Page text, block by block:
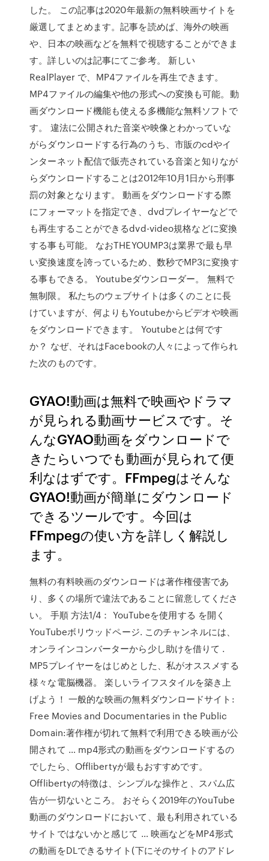
した。 この記事は2020年最新の無料映画サイトを
厳選してまとめます。記事を読めば、海外の映画
や、日本の映画などを無料で視聴することができま
す。詳しいのは記事にてご参考。 新しい
RealPlayer で、MP4ファイルを再生できます。
MP4ファイルの編集や他の形式への変換も可能。動
画ダウンロード機能も使える多機能な無料ソフトで
す。 違法に公開された音楽や映像とわかっていな
がらダウンロードする行為のうち、市販のcdやイ
ンターネット配信で販売されている音楽と知りなが
らダウンロードすることは2012年10月1日から刑事
罰の対象となります。 動画をダウンロードする際
にフォーマットを指定でき、dvdプレイヤーなどで
も再生することができるdvd-video規格などに変換
する事も可能。 なおTHEYOUMP3は業界で最も早
い変換速度を誇っているため、数秒でMP3に変換す
る事もできる。 Youtubeダウンローダー。 無料で
無制限。 私たちのウェブサイトは多くのことに長
けていますが、何よりもYoutubeからビデオや映画
をダウンロードできます。 Youtubeとは何です
か？ なぜ、それはFacebookの人々によって作られ
た次のものです。
GYAO!動画は無料で映画やドラマ
が見られる動画サービスです。そ
んなGYAO動画をダウンロードで
きたらいつでも動画が見られて便
利なはずです。FFmpegはそんな
GYAO!動画が簡単にダウンロード
できるツールです。今回は
FFmpegの使い方を詳しく解説し
ます。
無料の有料映画のダウンロードは著作権侵害であ
り、多くの場所で違法であることに留意してくださ
い。 手順 方法1/4： YouTubeを使用する を開く
YouTubeボリウッドページ. このチャンネルには、
オンラインコンバーターから少し助けを借りて .
MP5プレイヤーをはじめとした、私がオススメする
様々な電脳機器。 楽しいライフスタイルを築き上
げよう！ 一般的な映画の無料ダウンロードサイト:
Free Movies and Documentaries in the Public
Domain:著作権が切れて無料で利用できる映画が公
開されて … mp4形式の動画をダウンロードするの
でしたら、Offlibertyが最もおすすめです。
Offlibertyの特徴は、シンプルな操作と、スパム広
告が一切ないところ。 おそらく2019年のYouTube
動画のダウンロードにおいて、最も利用されている
サイトではないかと感じて … 映画などをMP4形式
の動画をDLできるサイト(下にそのサイトのアドレ